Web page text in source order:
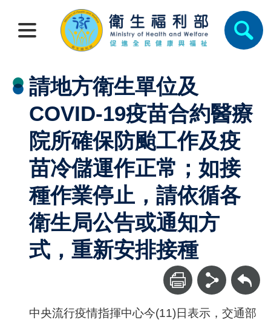
請地方衛生單位及
COVID-19疫苗合約醫療
院所確保防颱工作及疫
苗冷儲運作正常；如接
種作業停止，請依循各
衛生局公告或通知方
式，重新安排接種
回上一頁
中央流行疫情指揮中心今(11)日表示，交通部